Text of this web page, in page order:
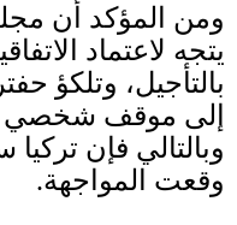
ومن المؤكد أن
يتجه لاعتماد
بالتأجيل، وتلكؤ
إلى موقف شخصي
وبالتالي فإن
وقعت المواجهة.